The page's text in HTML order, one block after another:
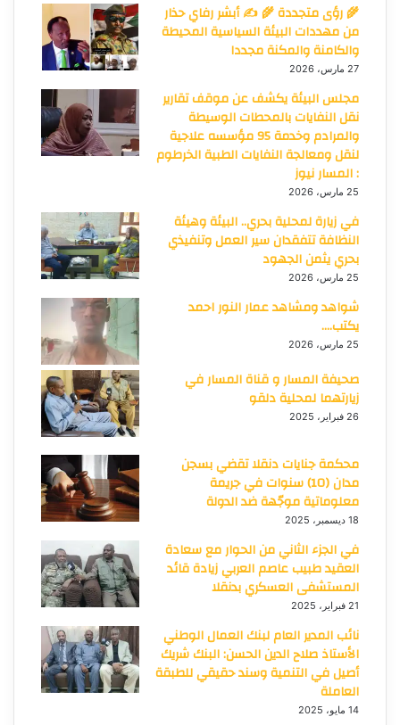
🌾 رؤى متجددة 🌾 ✍️ أبشر رفاي حذار
من مهددات البيئة السياسية المحيطة
والكامنة والمكنة مجددا
27 مارس، 2026
مجلس البيئة يكشف عن موقف تقارير
نقل النفايات بالمحطات الوسيطة
والمرادم وخدمة 95 مؤسسه علاجية
لنقل ومعالجة النفايات الطبية الخرطوم
: المسار نيوز
25 مارس، 2026
في زيارة لمحلية بحري.. البيئة وهيئة
النظافة تتفقدان سير العمل وتنفيذي
بحري يثمن الجهود
25 مارس، 2026
شواهد ومشاهد عمار النور احمد
يكتب….
25 مارس، 2026
صحيفة المسار و قناة المسار في
زيارتهما لمحلية دلقو
26 فبراير، 2025
محكمة جنايات دنقلا تقضي بسجن
مدان (10) سنوات في جريمة
معلوماتية موجّهة ضد الدولة
18 ديسمبر، 2025
في الجزء الثاني من الحوار مع سعادة
العقيد طبيب عاصم العربي زيادة قائد
المستشفى العسكري بدنقلا
21 فبراير، 2025
نائب المدير العام لبنك العمال الوطني
الأستاذ صلاح الدين الحسن: البنك شريك
أصيل في التنمية وسند حقيقي للطبقة
العاملة
14 مايو، 2025